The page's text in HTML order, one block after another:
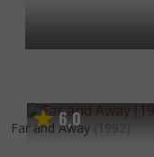
6,0
Far and Away (1992)